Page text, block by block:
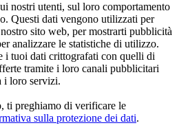
nostri utenti, sul loro comportamento
Questi dati vengono utilizzati per
sito web, per mostrarti pubblicità
analizzare le statistiche di utilizzo.
i tuoi dati crittografati con quelli di
tramite i loro canali pubblicitari
i loro servizi.
ti preghiamo di verificare le
sulla protezione dei dati.